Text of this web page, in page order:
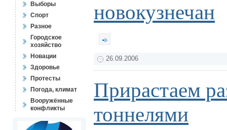
Выборы
Спорт
Разное
Городское
хозяйство
Новации
Здоровье
Протесты
Погода, климат
Вооружённые
конфликты
новокузнечан
26.09.2006
Прирастаем
тоннелями